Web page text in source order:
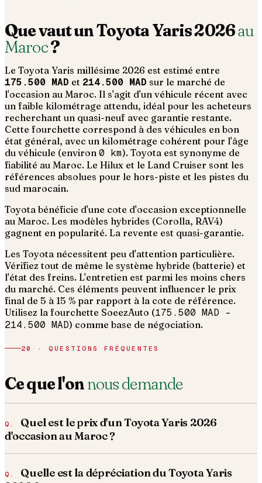
Que vaut unToyotaYaris2026au
Maroc?
Le Toyota Yaris millésime 2026 est estimé entre
175.500 MAD et 214.500 MAD sur le marché de
l'occasion au Maroc. Il s'agit d'un véhicule récent avec
un faible kilométrage attendu, idéal pour les acheteurs
recherchant un quasi-neuf avec garantie restante.
Cette fourchette correspond à des véhicules en bon
état général, avec un kilométrage cohérent pour l'âge
du véhicule (environ 0 km). Toyota est synonyme de
fiabilité au Maroc. Le Hilux et le Land Cruiser sont les
références absolues pour le hors-piste et les pistes du
sud marocain.
Toyota bénéficie d'une cote d'occasion exceptionnelle
au Maroc. Les modèles hybrides (Corolla, RAV4)
gagnent en popularité. La revente est quasi-garantie.
Les Toyota nécessitent peu d'attention particulière.
Vérifiez tout de même le système hybride (batterie) et
l'état des freins. L'entretien est parmi les moins chers
du marché. Ces éléments peuvent influencer le prix
final de 5 à 15 % par rapport à la cote de référence.
Utilisez la fourchette SoeezAuto (175.500 MAD –
214.500 MAD) comme base de négociation.
20 · QUESTIONS FRÉQUENTES
Ce que l'onnous demande
Quel est le prix d'un Toyota Yaris 2026
d'occasion au Maroc ?
Quelle est la dépréciation du Toyota Yaris